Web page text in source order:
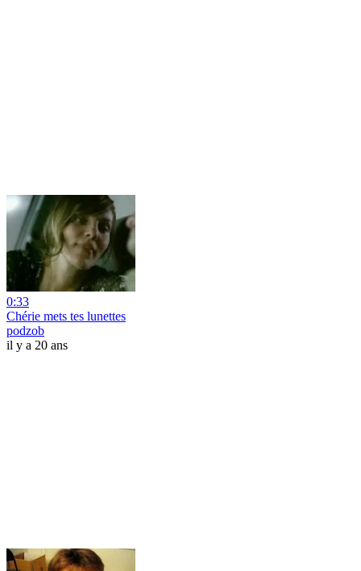
0:33
Chérie mets tes lunettes
podzob
il y a 20 ans